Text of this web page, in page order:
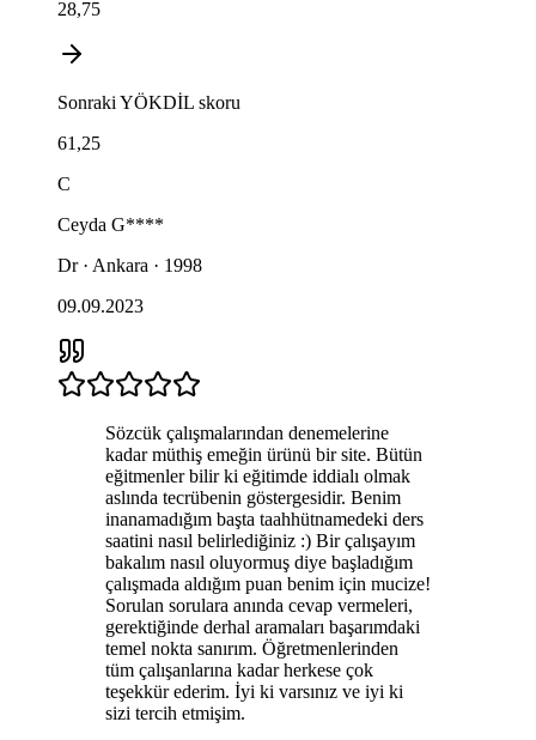
28,75
Sonraki YÖKDİL skoru
61,25
C
Ceyda G****
Dr · Ankara · 1998
09.09.2023
Sözcük çalışmalarından denemelerine
kadar müthiş emeğin ürünü bir site. Bütün
eğitmenler bilir ki eğitimde iddialı olmak
aslında tecrübenin göstergesidir. Benim
inanamadığım başta taahhütnamedeki ders
saatini nasıl belirlediğiniz :) Bir çalışayım
bakalım nasıl oluyormuş diye başladığım
çalışmada aldığım puan benim için mucize!
Sorulan sorulara anında cevap vermeleri,
gerektiğinde derhal aramaları başarımdaki
temel nokta sanırım. Öğretmenlerinden
tüm çalışanlarına kadar herkese çok
teşekkür ederim. İyi ki varsınız ve iyi ki
sizi tercih etmişim.